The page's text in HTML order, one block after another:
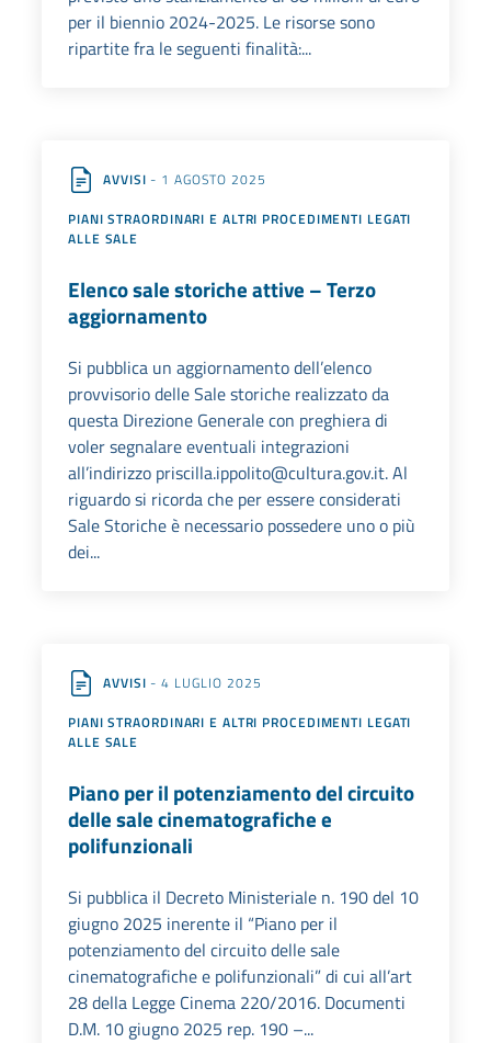
per il biennio 2024-2025. Le risorse sono
ripartite fra le seguenti finalità:...
AVVISI - 1 AGOSTO 2025
PIANI STRAORDINARI E ALTRI PROCEDIMENTI LEGATI
ALLE SALE
Elenco sale storiche attive – Terzo
aggiornamento
Si pubblica un aggiornamento dell’elenco
provvisorio delle Sale storiche realizzato da
questa Direzione Generale con preghiera di
voler segnalare eventuali integrazioni
all’indirizzo priscilla.ippolito@cultura.gov.it. Al
riguardo si ricorda che per essere considerati
Sale Storiche è necessario possedere uno o più
dei...
AVVISI - 4 LUGLIO 2025
PIANI STRAORDINARI E ALTRI PROCEDIMENTI LEGATI
ALLE SALE
Piano per il potenziamento del circuito
delle sale cinematografiche e
polifunzionali
Si pubblica il Decreto Ministeriale n. 190 del 10
giugno 2025 inerente il “Piano per il
potenziamento del circuito delle sale
cinematografiche e polifunzionali” di cui all’art
28 della Legge Cinema 220/2016. Documenti
D.M. 10 giugno 2025 rep. 190 –...